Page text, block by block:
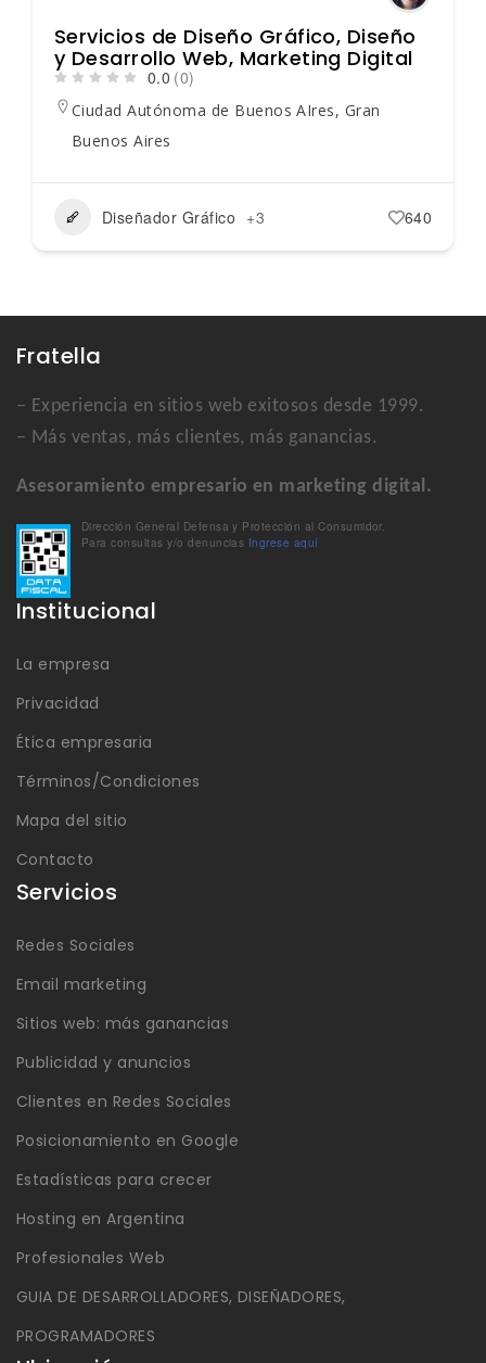
Servicios de Diseño Gráfico, Diseño
y Desarrollo Web, Marketing Digital
0.0 (0)
Ciudad Autónoma de Buenos AIres, Gran
Buenos Aires
Diseñador Gráfico +3 640
Fratella
– Experiencia en sitios web exitosos desde 1999.
– Más ventas, más clientes, más ganancias.
Asesoramiento empresario en marketing digital.
Dirección General Defensa y Protección al Consumidor.
Para consultas y/o denuncias Ingrese aquí
Institucional
La empresa
Privacidad
Ética empresaria
Términos/Condiciones
Mapa del sitio
Contacto
Servicios
Redes Sociales
Email marketing
Sitios web: más ganancias
Publicidad y anuncios
Clientes en Redes Sociales
Posicionamiento en Google
Estadísticas para crecer
Hosting en Argentina
Profesionales Web
GUIA DE DESARROLLADORES, DISEÑADORES,
PROGRAMADORES